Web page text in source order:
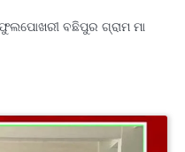
ବଛିପୁର ଗ୍ରାମ ମା